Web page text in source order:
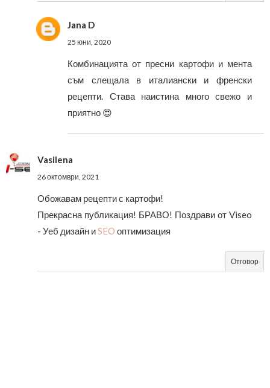
Jana D
25 юни, 2020
Комбинацията от пресни картофи и мента
съм слещала в италиански и френски
рецепти. Става наистина много свежо и
приятно 😍
Vasilena
26 октомври, 2021
Обожавам рецепти с картофи!
Прекрасна публикация! БРАВО! Поздрави от Viseo
- Уеб дизайн иSEO оптимизация
Отговор